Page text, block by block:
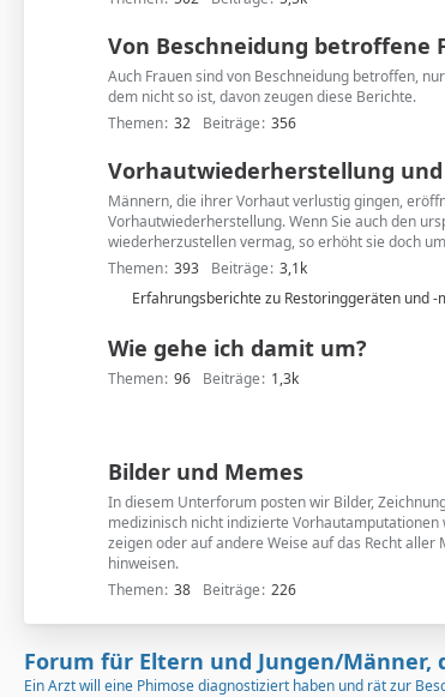
Von Beschneidung betroffene
Auch Frauen sind von Beschneidung betroffen,
dem nicht so ist, davon zeugen diese Berichte.
Themen 32 Beiträge 356
Vorhautwiederherstellung
Männern, die ihrer Vorhaut verlustig gingen,
Vorhautwiederherstellung. Wenn Sie auch den
wiederherzustellen vermag, so erhöht sie doch
Themen 393 Beiträge 3,1k
t
e
r
e
n
Erfahrungsberichte zu Restoringgeräten und -
Wie gehe ich damit um?
Themen 96 Beiträge 1,3k
Bilder und Memes
In diesem Unterforum posten wir Bilder,
medizinisch nicht indizierte Vorhautamputationen
zeigen oder auf andere Weise auf das Recht
hinweisen.
Themen 38 Beiträge 226
Forum für Eltern und Jungen/Männer,
Ein Arzt will eine Phimose diagnostiziert haben und rät zur